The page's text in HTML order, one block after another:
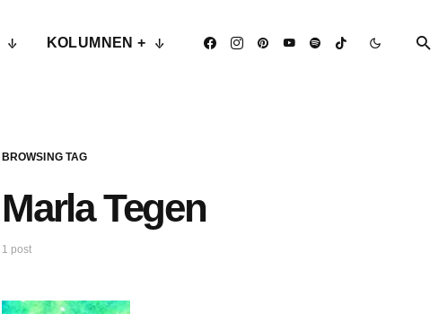
KOLUMNEN +
BROWSING TAG
Marla Tegen
1 post